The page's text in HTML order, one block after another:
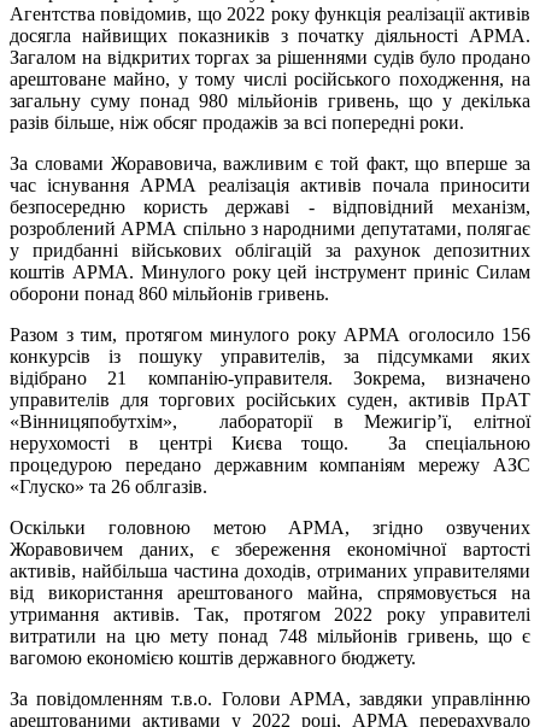
Агентства повідомив, що 2022 року функція реалізації активів
досягла найвищих показників з початку діяльності АРМА.
Загалом на відкритих торгах за рішеннями судів було продано
арештоване майно, у тому числі російського походження, на
загальну суму понад 980 мільйонів гривень, що у декілька
разів більше, ніж обсяг продажів за всі попередні роки.
За словами Жоравовича, важливим є той факт, що вперше за
час існування АРМА реалізація активів почала приносити
безпосередню користь державі - відповідний механізм,
розроблений АРМА спільно з народними депутатами, полягає
у придбанні військових облігацій за рахунок депозитних
коштів АРМА. Минулого року цей інструмент приніс Силам
оборони понад 860 мільйонів гривень.
Разом з тим, протягом минулого року АРМА оголосило 156
конкурсів із пошуку управителів, за підсумками яких
відібрано 21 компанію-управителя. Зокрема, визначено
управителів для торгових російських суден, активів ПрАТ
«Вінницяпобутхім», лабораторії в Межигір’ї, елітної
нерухомості в центрі Києва тощо. За спеціальною
процедурою передано державним компаніям мережу АЗС
«Глуско» та 26 облгазів.
Оскільки головною метою АРМА, згідно озвучених
Жоравовичем даних, є збереження економічної вартості
активів, найбільша частина доходів, отриманих управителями
від використання арештованого майна, спрямовується на
утримання активів. Так, протягом 2022 року управителі
витратили на цю мету понад 748 мільйонів гривень, що є
вагомою економією коштів державного бюджету.
За повідомленням т.в.о. Голови АРМА, завдяки управлінню
арештованими активами у 2022 році, АРМА перерахувало